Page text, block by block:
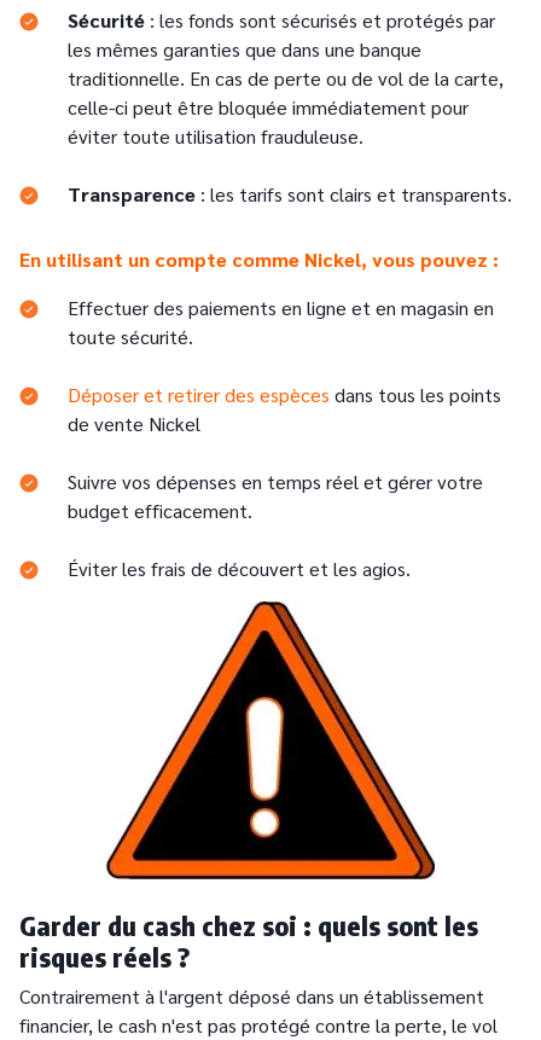
Sécurité : les fonds sont sécurisés et protégés par
les mêmes garanties que dans une banque
traditionnelle. En cas de perte ou de vol de la carte,
celle-ci peut être bloquée immédiatement pour
éviter toute utilisation frauduleuse.
Transparence : les tarifs sont clairs et transparents.
En utilisant un compte comme Nickel, vous pouvez :
Effectuer des paiements en ligne et en magasin en
toute sécurité.
Déposer et retirer des espèces dans tous les points
de vente Nickel
Suivre vos dépenses en temps réel et gérer votre
budget efficacement.
Éviter les frais de découvert et les agios.
Garder du cash chez soi : quels sont les
risques réels ?
Contrairement à l'argent déposé dans un établissement
financier, le cash n'est pas protégé contre la perte, le vol